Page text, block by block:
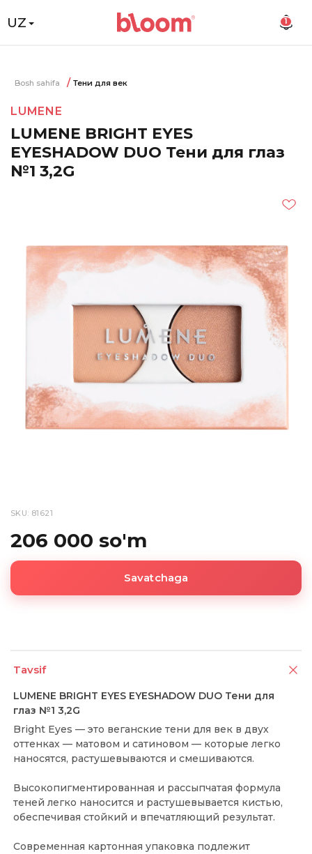
UZ 1
Bosh sahifa Тени для век
LUMENE
LUMENE BRIGHT EYES
EYESHADOW DUO Тени для глаз
№1 3,2G
SKU: 81621
206 000 so'm
Savatchaga
Tavsif
LUMENE BRIGHT EYES EYESHADOW DUO Тени для
глаз №1 3,2G
Bright Eyes — это веганские тени для век в двух
оттенках — матовом и сатиновом — которые легко
наносятся, растушевываются и смешиваются.
Высокопигментированная и рассыпчатая формула
теней легко наносится и растушевывается кистью,
обеспечивая стойкий и впечатляющий результат.
Современная картонная упаковка подлежит